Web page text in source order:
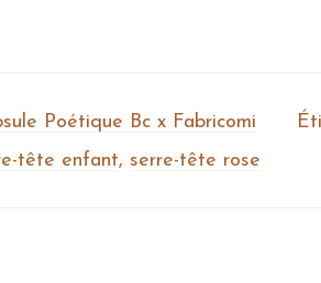
Poétique Bc x Fabricomi
tête enfant, serre-tête rose